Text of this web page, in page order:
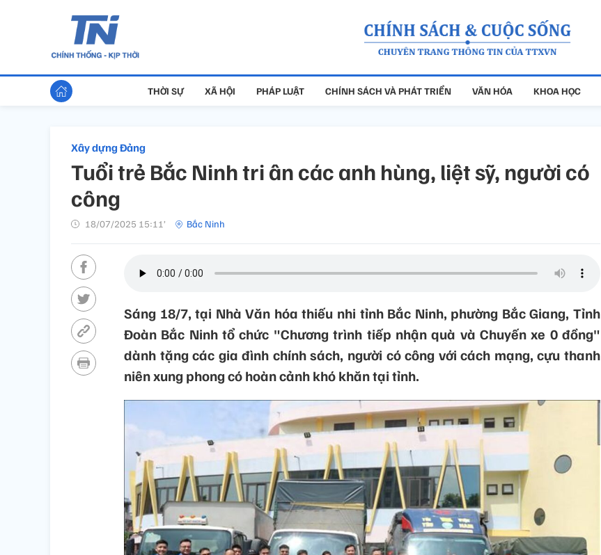
THỜI SỰ XÃ HỘI PHÁP LUẬT CHÍNH SÁCH VÀ PHÁT TRIỂN VĂN HÓA KHOA HỌC
Xây dựng Đảng
Tuổi trẻ Bắc Ninh tri ân các anh hùng, liệt sỹ, người có
công
18/07/2025 15:11’ Bắc Ninh
Sáng 18/7, tại Nhà Văn hóa thiếu nhi tỉnh Bắc Ninh, phường Bắc Giang, Tỉnh
Đoàn Bắc Ninh tổ chức "Chương trình tiếp nhận quà và Chuyến xe 0 đồng"
dành tặng các gia đình chính sách, người có công với cách mạng, cựu thanh
niên xung phong có hoàn cảnh khó khăn tại tỉnh.